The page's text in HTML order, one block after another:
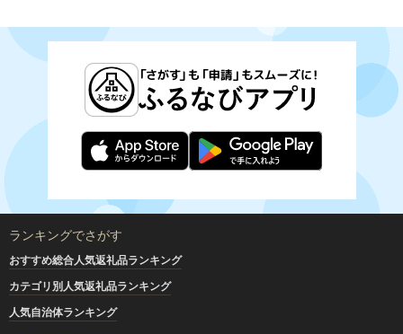
ランキングでさがす
おすすめ総合人気返礼品ランキング
カテゴリ別人気返礼品ランキング
人気自治体ランキング